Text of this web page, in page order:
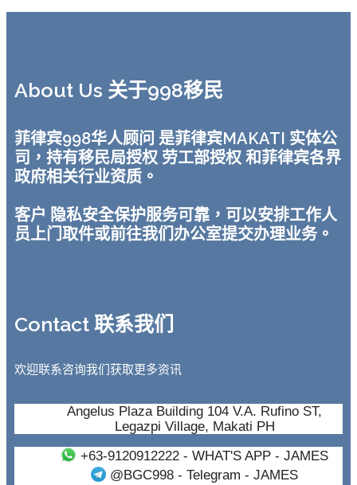
About Us 关于998移民
菲律宾998华人顾问 是菲律宾MAKATI 实体公
司，持有移民局授权 劳工部授权 和菲律宾各界
政府相关行业资质。
客户 隐私安全保护服务可靠，可以安排工作人
员上门取件或前往我们办公室提交办理业务。
Contact 联系我们
欢迎联系咨询我们获取更多资讯
Angelus Plaza Building 104 V.A. Rufino ST,
Legazpi Village, Makati PH
+63-9120912222- WHAT'S APP - JAMES
@BGC998 - Telegram - JAMES